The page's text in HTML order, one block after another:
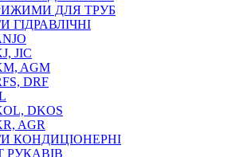
ДЛЯ ТРУБ
ГІДРАВЛІЧНІ
JIC
AGM
DRF
DKOS
AGR
КОНДИЦІОНЕРНІ
РУКАВІВ